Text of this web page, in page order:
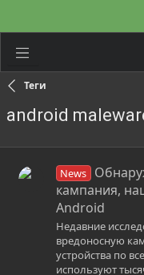
Теги
android
News
кампания,
Android
Недавние
вредоносную
устройства по
используют